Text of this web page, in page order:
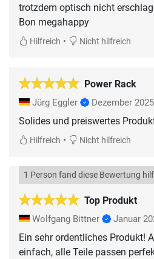
trotzdem optisch nicht
Bon megahappy
Hilfreich • Nicht hilfreich
Power Rack
Jürg Eggler Dezember 2025
Solides und preiswertes
Hilfreich • Nicht hilfreich
Top Produkt
1 Person fand diese Bewertung
Wolfgang Bittner Januar
Ein sehr ordentliches Produkt!
einfach, alle Teile passen